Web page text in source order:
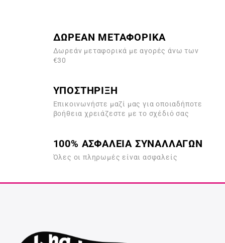
ΔΩΡΕΑΝ ΜΕΤΑΦΟΡΙΚΑ
Δωρεάν μεταφορικά με αγορές άνω των
€30
ΥΠΟΣΤΗΡΙΞΗ
Επικοινωνήστε μαζί μας για οποιαδήποτε
βοήθεια χρειάζεστε με το σχέδιό σας
100% ΑΣΦΑΛΕΙΑ ΣΥΝΑΛΛΑΓΩΝ
Όλες οι πληρωμές είναι ασφαλείς